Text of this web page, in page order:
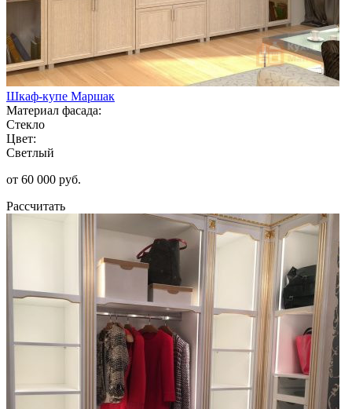
Шкаф-купе Маршак
Материал фасада:
Стекло
Цвет:
Светлый
от 60 000 руб.
Рассчитать